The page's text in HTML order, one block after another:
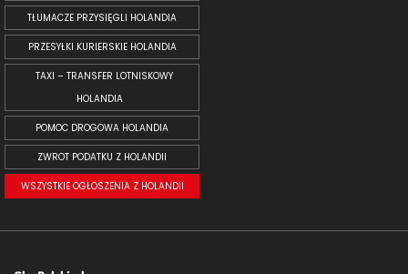
TŁUMACZE PRZYSIĘGLI HOLANDIA
PRZESYŁKI KURIERSKIE HOLANDIA
TAXI – TRANSFER LOTNISKOWY
HOLANDIA
POMOC DROGOWA HOLANDIA
ZWROT PODATKU Z HOLANDII
WSZYSTKIE OGŁOSZENIA Z HOLANDII